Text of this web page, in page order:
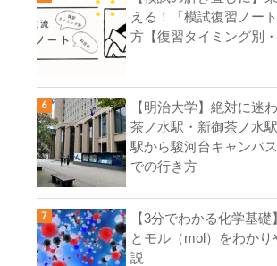
える！「模試復習ノー
方【復習タイミング別・
【明治大学】絶対に迷
茶ノ水駅・新御茶ノ水
駅から駿河台キャンパ
での行き方
【3分でわかる化学基礎
とモル（mol）をわかり
説